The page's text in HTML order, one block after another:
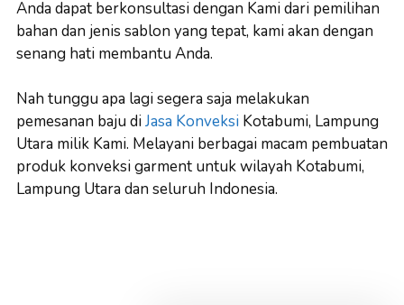
Anda dapat berkonsultasi dengan Kami dari pemilihan
bahan dan jenis sablon yang tepat, kami akan dengan
senang hati membantu Anda.
Nah tunggu apa lagi segera saja melakukan
pemesanan baju diJasa Konveksi Kotabumi, Lampung
Utara milik Kami. Melayani berbagai macam pembuatan
produk konveksi garment untuk wilayah Kotabumi,
Lampung Utara dan seluruh Indonesia.